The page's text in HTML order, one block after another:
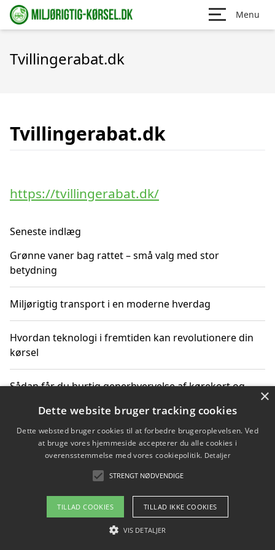
Menu
Tvillingerabat.dk
Tvillingerabat.dk
https://tvillingerabat.dk/
Seneste indlæg
Grønne vaner bag rattet – små valg med stor
betydning
Miljørigtig transport i en moderne hverdag
Hvordan teknologi i fremtiden kan revolutionere din
kørsel
Sådan får du hurtig generhvervelse af kørekort og
Sådan lærer du miljørigtig kørsel hos en køreskole i
Gentofte
Copyright 2026 - Pilanto Aps
Om / kontakt
×
Dette website bruger tracking cookies
Dette websted bruger cookies til at forbedre brugeroplevelsen. Ved
at bruge vores hjemmeside accepterer du alle cookies i
overensstemmelse med vores cookiepolitik. Detaljer
STRENGT NØDVENDIGE
TILLAD COOKIES TILLAD IKKE COOKIES
VIS DETALJER